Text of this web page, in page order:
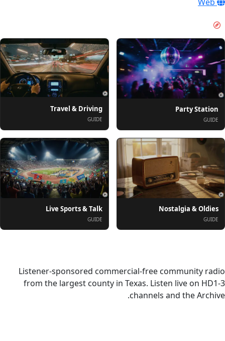
Party Station
GUIDE
Travel & Driving
GUIDE
Nostalgia & Oldies
GUIDE
Live Sports & Talk
GUIDE
Listener-sponsored commercial-free community radio
from the largest county in Texas. Listen live on HD1-3
channels and the Archive.